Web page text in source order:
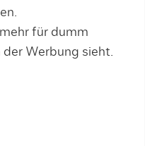
für dumm
der Werbung sieht.